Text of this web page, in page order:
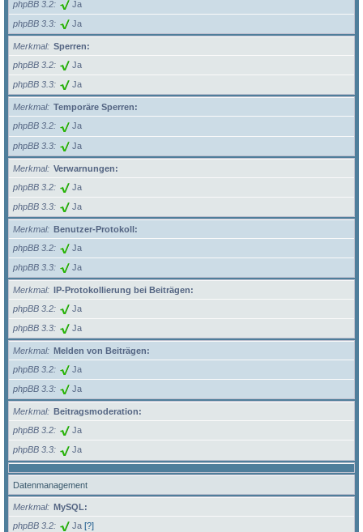
phpBB 3.2
Ja
phpBB 3.3 Ja
Merkmal
Sperren:
phpBB 3.2
Ja
phpBB 3.3 Ja
Merkmal
Temporäre Sperren:
phpBB 3.2
Ja
phpBB 3.3 Ja
Merkmal
Verwarnungen:
phpBB 3.2
Ja
phpBB 3.3 Ja
Merkmal
Benutzer-Protokoll:
phpBB 3.2
Ja
phpBB 3.3 Ja
Merkmal
IP-Protokollierung bei Beiträgen:
phpBB 3.2
Ja
phpBB 3.3 Ja
Merkmal
Melden von Beiträgen:
phpBB 3.2
Ja
phpBB 3.3 Ja
Merkmal
Beitragsmoderation:
phpBB 3.2
Ja
phpBB 3.3 Ja
Datenmanagement
Merkmal
MySQL:
phpBB 3.2
Ja [?]